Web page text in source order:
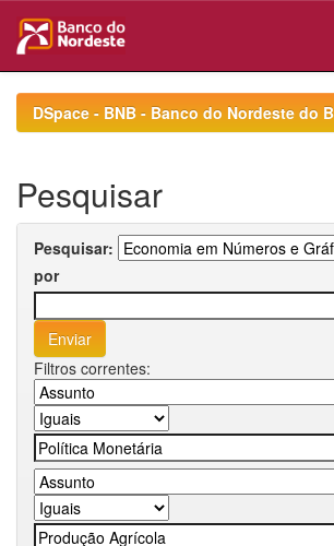
navigationDSpace - BNB - Banco do Nordeste do
Pesquisar
Pesquisar:
por
Filtros correntes: